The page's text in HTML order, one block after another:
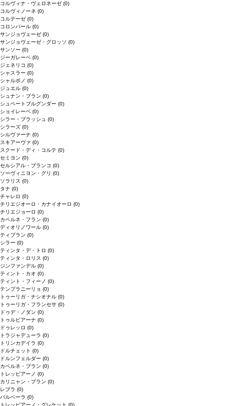
コルヴィナ・ヴェロネーゼ (0)
コルヴィノーネ (0)
コルテーゼ (0)
コロンバール (0)
サンジョヴェーゼ (0)
サンジョヴェーゼ・グロッソ (0)
サンソー (0)
ジーガレーベ (0)
ジェネリコ (0)
シャスラー (0)
シャルボノ (0)
ジュエル (0)
シュナン・ブラン (0)
シュペートブルグンダー (0)
ショイレーベ (0)
シラー・ブラッシュ (0)
シラーズ (0)
シルヴァーナ (0)
スキアーヴァ (0)
スクード・ディ・コルテ (0)
セミヨン (0)
セルシアル・ブランコ (0)
ソーヴィニヨン・グリ (0)
ソラリス (0)
タナ (0)
チャレロ (0)
チリエジオーロ・カナイオーロ (0)
チリエジョーロ (0)
カベルネ・フラン (0)
ディオリノワール (0)
ティブラン (0)
シラー (0)
ティンタ・デ・トロ (0)
ティンタ・ロリス (0)
ジンファンデル (0)
ティント・カオ (0)
ティント・フィーノ (0)
テンプラニーリョ (0)
トゥーリガ・ナシオナル (0)
トゥーリガ・フランセサ (0)
ドゥデ・ノダン (0)
トゥルビアーナ (0)
ドゥレッロ (0)
トラジャデューラ (0)
トリンカデイラ (0)
ドルチェット (0)
ドルンフェルダー (0)
カベルネ・ブラン (0)
トレッビアーノ (0)
カリニャン・ブラン (0)
レブラ (0)
バルベーラ (0)